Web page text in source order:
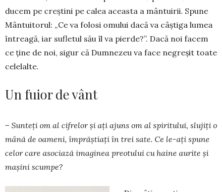
ducem pe creștini pe calea aceasta a mântuirii. Spune
Mântuitorul: „Ce va folosi omului dacă va câștiga lumea
întreagă, iar sufletul său îl va pierde?”. Dacă noi facem
ce ține de noi, sigur că Dumnezeu va face negreșit toate
celelalte.
Un fuior de vânt
– Sunteți om al cifrelor și ați ajuns om al spiritului, slujiți o
mână de oameni, împrăștiați în trei sate. Ce le-ați spune
celor care asociază imaginea preotului cu haine aurite și
mașini scumpe?